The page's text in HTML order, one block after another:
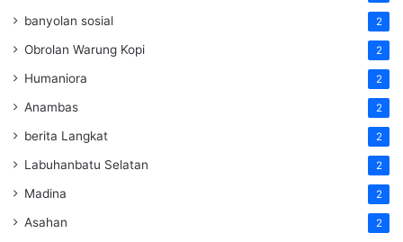
banyolan sosial 2
Obrolan Warung Kopi 2
Humaniora 2
Anambas 2
berita Langkat 2
Labuhanbatu Selatan 2
Madina 2
Asahan 2